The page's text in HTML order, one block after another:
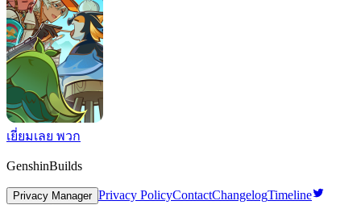
เยี่ยมเลย พวก
GenshinBuilds
Privacy Manager Privacy PolicyContactChangelogTimeline